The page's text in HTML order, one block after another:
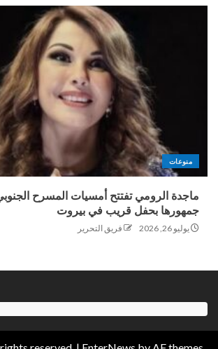
منوعات
ماجدة الرومي تفتتح أمسيات المسرح
جمهورها بحفل قريب في بيروت
يوليو 26, 2026 فريق التحرير